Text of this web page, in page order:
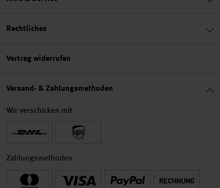
Rechtliches
Vertrag widerrufen
Versand- & Zahlungsmethoden
Wir verschicken mit
Zahlungsmethoden